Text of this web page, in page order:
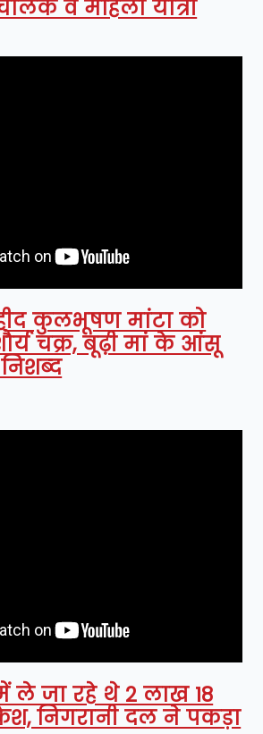
व महिला यात्री
कुलभूषण मांटा को
चक्र, बूढ़ी मां के आंसू
ले जा रहे थे 2 लाख 18
निगरानी दल ने पकड़ा